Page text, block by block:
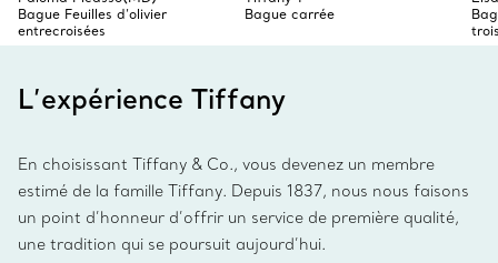
Bague Feuilles d’olivier
entrecroisées
Bague carrée
L’expérience Tiffany
En choisissant Tiffany & Co., vous devenez un membre
estimé de la famille Tiffany. Depuis 1837, nous nous faisons
un point d’honneur d’offrir un service de première qualité,
une tradition qui se poursuit aujourd’hui.